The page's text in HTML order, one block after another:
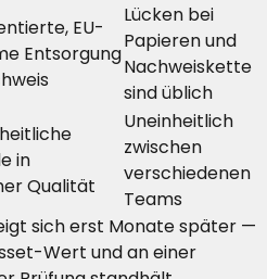
EU-
Entsorgung
Lücken bei
Papieren und
Nachweiskette
sind üblich
in
Qualität
Uneinheitlich
zwischen
verschiedenen
Teams
sich erst Monate später —
Wert und an einer